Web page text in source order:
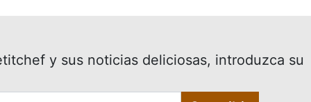
y sus noticias deliciosas, introduzca su